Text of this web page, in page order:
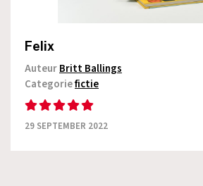
Felix
AuteurBritt Ballings
Categoriefictie
29 SEPTEMBER 2022